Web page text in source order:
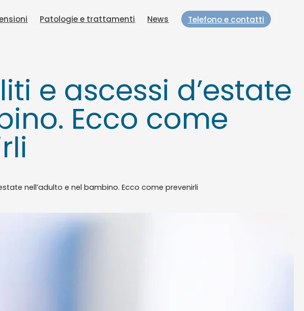
Patologie e trattamenti News Telefono e contatti
e ascessi d’estate
Ecco come
nell’adulto e nel bambino. Ecco come prevenirli